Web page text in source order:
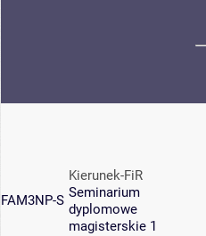
FAM3NP-S
Kierunek-FiR
Seminarium
dyplomowe
magisterskie 1